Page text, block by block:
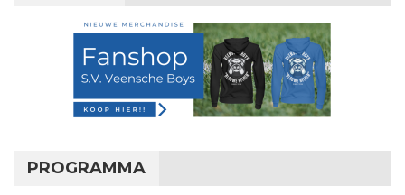
PROGRAMMA